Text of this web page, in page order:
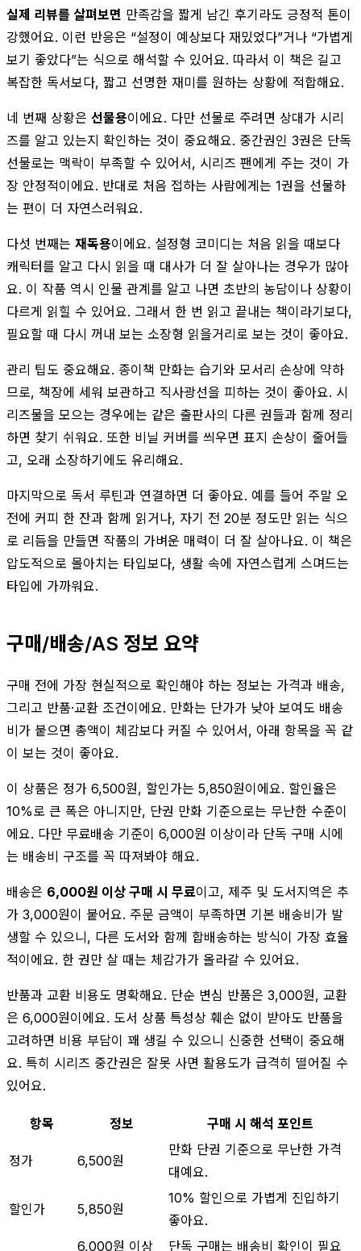
실제 리뷰를 살펴보면 만족감을 짧게 남긴 후기라도 긍정적 톤이
강했어요. 이런 반응은 “설정이 예상보다 재밌었다”거나 “가볍게
보기 좋았다”는 식으로 해석할 수 있어요. 따라서 이 책은 길고
복잡한 독서보다, 짧고 선명한 재미를 원하는 상황에 적합해요.
네 번째 상황은 선물용이에요. 다만 선물로 주려면 상대가 시리
즈를 알고 있는지 확인하는 것이 중요해요. 중간권인 3권은 단독
선물로는 맥락이 부족할 수 있어서, 시리즈 팬에게 주는 것이 가
장 안정적이에요. 반대로 처음 접하는 사람에게는 1권을 선물하
는 편이 더 자연스러워요.
다섯 번째는 재독용이에요. 설정형 코미디는 처음 읽을 때보다
캐릭터를 알고 다시 읽을 때 대사가 더 잘 살아나는 경우가 많아
요. 이 작품 역시 인물 관계를 알고 나면 초반의 농담이나 상황이
다르게 읽힐 수 있어요. 그래서 한 번 읽고 끝내는 책이라기보다,
필요할 때 다시 꺼내 보는 소장형 읽을거리로 보는 것이 좋아요.
관리 팁도 중요해요. 종이책 만화는 습기와 모서리 손상에 약하
므로, 책장에 세워 보관하고 직사광선을 피하는 것이 좋아요. 시
리즈물을 모으는 경우에는 같은 출판사의 다른 권들과 함께 정리
하면 찾기 쉬워요. 또한 비닐 커버를 씌우면 표지 손상이 줄어들
고, 오래 소장하기에도 유리해요.
마지막으로 독서 루틴과 연결하면 더 좋아요. 예를 들어 주말 오
전에 커피 한 잔과 함께 읽거나, 자기 전 20분 정도만 읽는 식으
로 리듬을 만들면 작품의 가벼운 매력이 더 잘 살아나요. 이 책은
압도적으로 몰아치는 타입보다, 생활 속에 자연스럽게 스며드는
타입에 가까워요.
구매/배송/AS 정보 요약
구매 전에 가장 현실적으로 확인해야 하는 정보는 가격과 배송,
그리고 반품·교환 조건이에요. 만화는 단가가 낮아 보여도 배송
비가 붙으면 총액이 체감보다 커질 수 있어서, 아래 항목을 꼭 같
이 보는 것이 좋아요.
이 상품은 정가 6,500원, 할인가는 5,850원이에요. 할인율은
10%로 큰 폭은 아니지만, 단권 만화 기준으로는 무난한 수준이
에요. 다만 무료배송 기준이 6,000원 이상이라 단독 구매 시에
는 배송비 구조를 꼭 따져봐야 해요.
배송은 6,000원 이상 구매 시 무료이고, 제주 및 도서지역은 추
가 3,000원이 붙어요. 주문 금액이 부족하면 기본 배송비가 발
생할 수 있으니, 다른 도서와 함께 합배송하는 방식이 가장 효율
적이에요. 한 권만 살 때는 체감가가 올라갈 수 있어요.
반품과 교환 비용도 명확해요. 단순 변심 반품은 3,000원, 교환
은 6,000원이에요. 도서 상품 특성상 훼손 없이 받아도 반품을
고려하면 비용 부담이 꽤 생길 수 있으니 신중한 선택이 중요해
요. 특히 시리즈 중간권은 잘못 사면 활용도가 급격히 떨어질 수
있어요.
항목 정보 구매 시 해석 포인트
정가 6,500원
만화 단권 기준으로 무난한 가격
대예요.
할인가 5,850원
10% 할인으로 가볍게 진입하기
좋아요.
6,000원 이상 단독 구매는 배송비 확인이 필요